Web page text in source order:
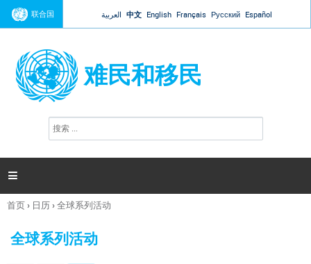
Jump to navigation
联合国 العربية 中文 English Français Русский Español
难民和移民
搜
索

你
这
首页› 日历›全球系列活动
全球系列活动